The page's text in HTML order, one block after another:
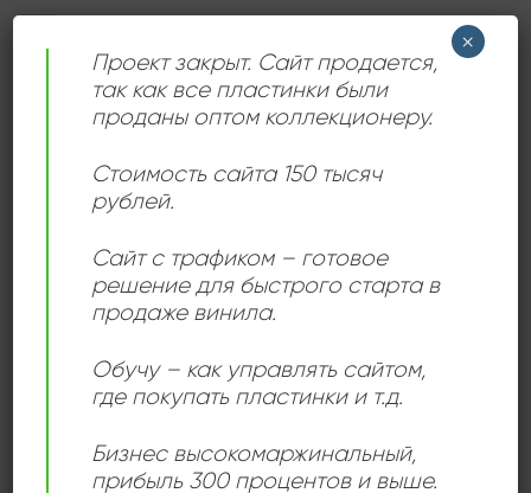
Без рубрики(2)
(3)
АРХИВЫ
Сентябрь 2025(6)
Апрель 2025
(1)
Март 2025(1)
Декабрь 2023(2)
Проект закрыт. Сайт продается,
так как все пластинки были
проданы оптом коллекционеру.
Стоимость сайта 150 тысяч
рублей.
Сайт с трафиком – готовое
решение для быстрого старта в
продаже винила.
Обучу – как управлять сайтом,
где покупать пластинки и т.д.
Бизнес высокомаржинальный,
прибыль 300 процентов и выше.
×